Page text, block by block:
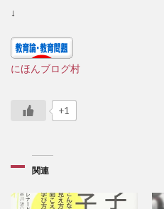
↓
にほんブログ村
+1
関連